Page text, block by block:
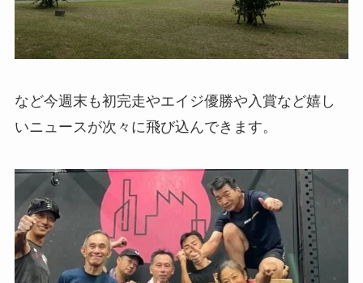
など今週末も初完走やエイジ優勝や入賞など嬉し
いニュースが次々に飛び込んできます。